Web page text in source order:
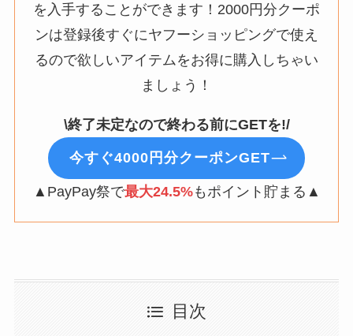
を入手することができます！2000円分クーポ
ンは登録後すぐにヤフーショッピングで使え
るので欲しいアイテムをお得に購入しちゃい
ましょう！
\終了未定なので終わる前にGETを!/
今すぐ4000円分クーポンGET
▲PayPay祭で最大24.5%もポイント貯まる▲
目次